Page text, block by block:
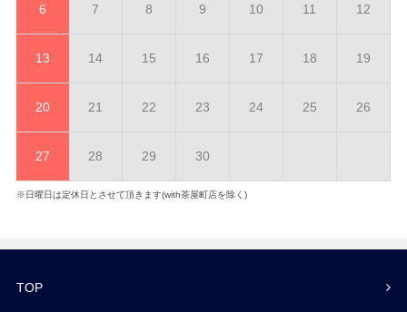
6 7 8 9 10 11 12
13 14 15 16 17 18 19
20 21 22 23 24 25 26
27 28 29 30
※日曜日は定休日とさせて頂きます(with茶屋町店を除く)
TOP